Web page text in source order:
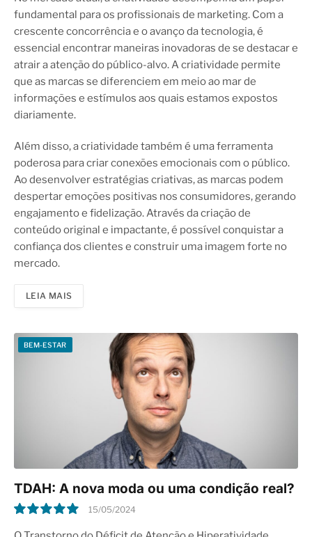
fundamental para os profissionais de marketing. Com a
crescente concorrência e o avanço da tecnologia, é
essencial encontrar maneiras inovadoras de se destacar e
atrair a atenção do público-alvo. A criatividade permite
que as marcas se diferenciem em meio ao mar de
informações e estímulos aos quais estamos expostos
diariamente.
Além disso, a criatividade também é uma ferramenta
poderosa para criar conexões emocionais com o público.
Ao desenvolver estratégias criativas, as marcas podem
despertar emoções positivas nos consumidores, gerando
engajamento e fidelização. Através da criação de
conteúdo original e impactante, é possível conquistar a
confiança dos clientes e construir uma imagem forte no
mercado.
LEIA MAIS
BEM-ESTAR
TDAH: A nova moda ou uma condição real?
10.0
15/05/2024